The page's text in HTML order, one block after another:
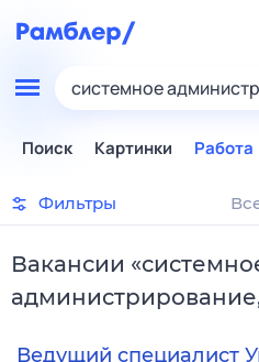
системное
Поиск Картинки Работа
Фильтры
Вакансии «
Ведущий специалист